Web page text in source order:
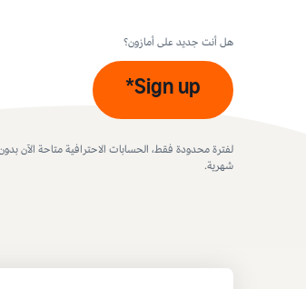
هل أنت جديد على أمازون؟
Sign up*
لفترة محدودة فقط، الحسابات الاحترافية متاحة الآن
شهرية.